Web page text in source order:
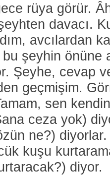
rüya görür.
davacı.
avcılardan
şeyhin önüne
Şeyhe, cevap
geçmişim.
sen
ceza yok)
ne?)
kuşu
diyor.